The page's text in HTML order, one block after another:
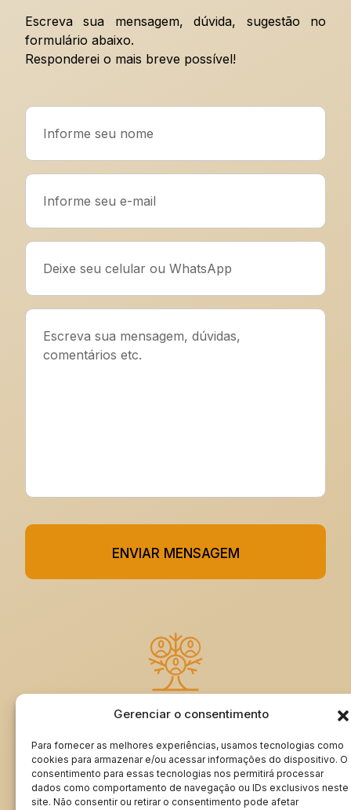
Gerenciar o consentimento
Para fornecer as melhores experiências, usamos tecnologias como
cookies para armazenar e/ou acessar informações do dispositivo. O
consentimento para essas tecnologias nos permitirá processar
dados como comportamento de navegação ou IDs exclusivos neste
site. Não consentir ou retirar o consentimento pode afetar
Escreva sua mensagem, dúvida, sugestão no
formulário abaixo.
Responderei o mais breve possível!
ENVIAR MENSAGEM
ASSINE MEU LIVRO DE VISITAS
Minha Genealogia | rangeldordetto.com ®